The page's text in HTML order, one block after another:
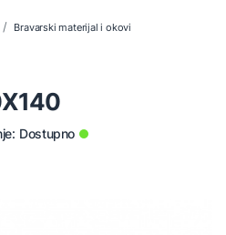
Bravarski materijal i okovi
Dostupno